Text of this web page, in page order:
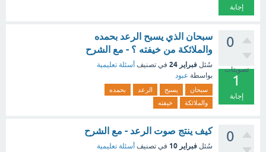
إجابة
0
تصويتات
1
إجابة
سبحان الذي يسبح الرعد بحمده
والملائكة من خيفته ؟ - مع الشرح
سُئل فبراير 24 في تصنيف أسئلة تعليمية
بواسطة عبود
سبحان يسبح الرعد
بحمده
والملائكة
خيفته
0 كيف ينتج صوت الرعد - مع الشرح
سُئل فبراير 10 في تصنيف أسئلة تعليمية